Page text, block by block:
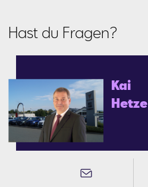
Hast du Fragen?
Kai
Het­ze